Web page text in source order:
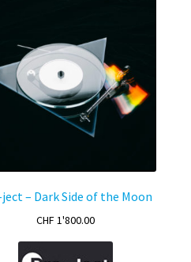
– Dark Side of the Moon
CHF1'800.00